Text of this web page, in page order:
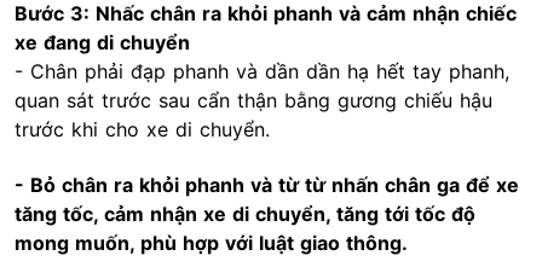
Bước 3: Nhấc chân ra khỏi phanh và cảm nhận chiếc
xe đang di chuyển
- Chân phải đạp phanh và dần dần hạ hết tay phanh,
quan sát trước sau cẩn thận bằng gương chiếu hậu
trước khi cho xe di chuyển.
- Bỏ chân ra khỏi phanh và từ từ nhấn chân ga để xe
tăng tốc, cảm nhận xe di chuyển, tăng tới tốc độ
mong muốn, phù hợp với luật giao thông.